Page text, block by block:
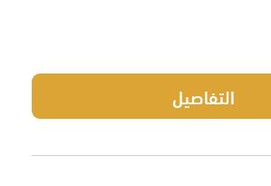
التفاصيل